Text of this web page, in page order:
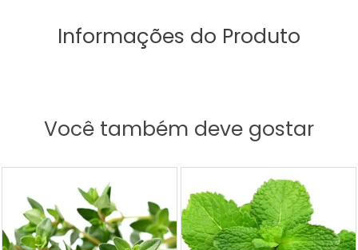
Informações do Produto
Você também deve gostar